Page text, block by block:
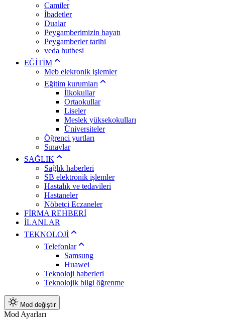
Camiler
İbadetler
Dualar
Peygamberimizin hayatı
Peygamberler tarihi
veda hutbesi
EĞİTİM
Meb elekronik işlemler
Eğitim kurumları
İlkokullar
Ortaokullar
Liseler
Meslek yüksekokulları
Üniversiteler
Öğrenci yurtları
Sınavlar
SAĞLIK
Sağlık haberleri
SB elektronik işlemler
Hastalık ve tedavileri
Hastaneler
Nöbetçi Eczaneler
FİRMA REHBERİ
İLANLAR
TEKNOLOJİ
Telefonlar
Samsung
Huawei
Teknoloji haberleri
Teknolojik bilgi öğrenme
Mod değiştir
Mod Ayarları